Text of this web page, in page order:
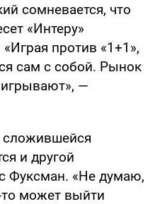
сомневается, что
«Интеру»
против «1+1»,
сам с собой. Рынок
—
сложившейся
и другой
Фуксман. «Не думаю,
то может выйти